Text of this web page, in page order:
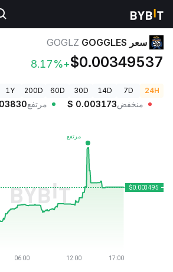
أسعار العملات الرقمية
سعر GOGGLES GOGLZ
$0.00349537
+8.17%
24H
7D
14D
30D
60D
200D
1Y
منخفض $ 0.003173 مرتفع